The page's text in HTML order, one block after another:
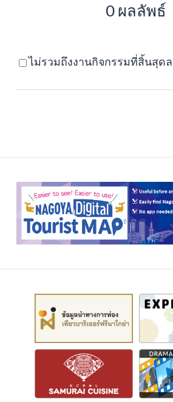
0 ผลลัพธ์
ไม่รวมถึงงานกิจกรรมที่สิ้นสุด